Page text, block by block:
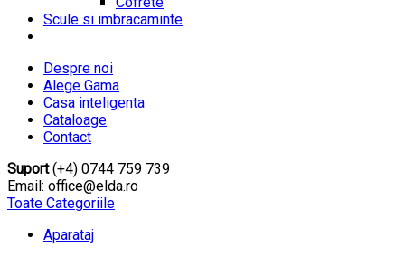
Scule si imbracaminte
Despre noi
Alege Gama
Casa inteligenta
Cataloage
Contact
Suport(+4) 0744 759 739
Email: office@elda.ro
Toate Categoriile
Aparataj